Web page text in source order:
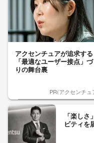
アクセンチュアが追求する
「最適なユーザー接点」づ
りの舞台裏
PR(アクセンチュ
「楽し
ビティを